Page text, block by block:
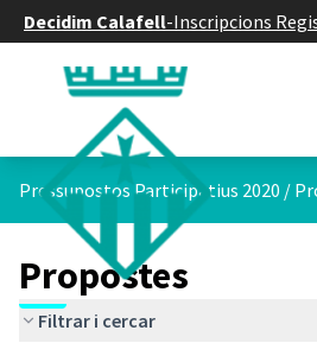
Decidim Calafell-Inscripcions
Pressupostos Participatius 2020 /
Propostes
Filtrar i cercar